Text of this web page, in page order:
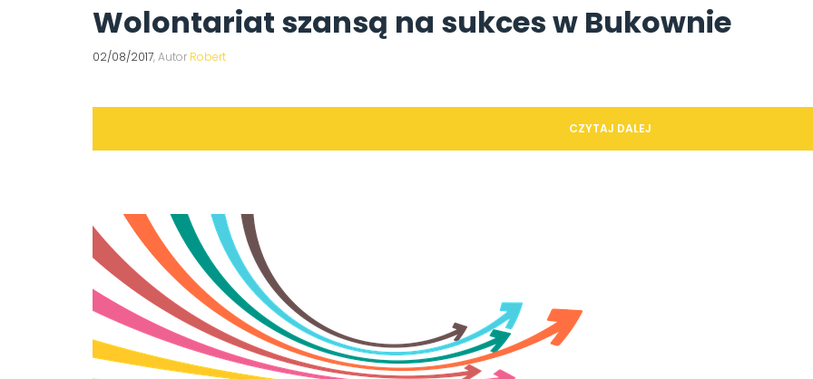
Wolontariat szansą na sukces w Bukownie
02/08/2017, Autor Robert
CZYTAJ DALEJ